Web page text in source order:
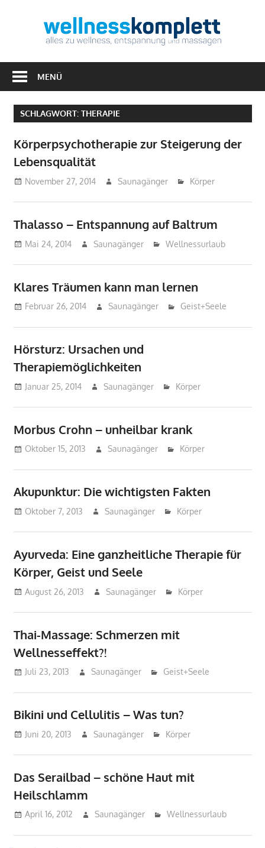
zu
Entspannung
MENÜ
SCHLAGWORT: THERAPIE
Körperpsychotherapie zur Steigerung der
Lebensqualität
November 27, 2014 Saunagänger Körper
Thalasso – Entspannung auf Baltrum
Mai 24, 2014 Saunagänger Wellnessurlaub
Klares Träumen kann man lernen
Februar 26, 2014 Saunagänger Geist+Seele
Hörsturz: Ursachen und
Therapiemöglichkeiten
Januar 25, 2014 Saunagänger Körper
Morbus Crohn – unheilbar krank
Oktober 15, 2013 Saunagänger Körper
Akupunktur: Die wichtigsten Fakten
Oktober 7, 2013 Saunagänger Körper
Ayurveda: Eine ganzheitliche Therapie für
Körper, Geist und Seele
August 26, 2013 Saunagänger Körper
Thai-Massage: Schmerzen mit
Wellnesseffekt?!
Juli 23, 2013 Saunagänger Geist+Seele
Bikini und Cellulitis – Was tun?
Juni 20, 2013 Saunagänger Körper
Das Serailbad – schöne Haut mit
Heilschlamm
April 16, 2012 Saunagänger Wellnessurlaub